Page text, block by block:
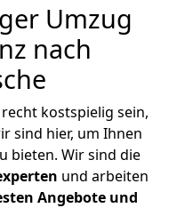
Umzug
nach
kostspielig sein,
sind hier, um Ihnen
bieten. Wir sind die
und arbeiten
Angebote und